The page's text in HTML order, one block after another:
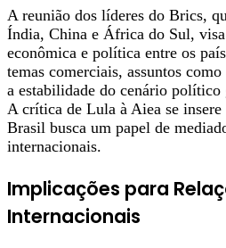
A reunião dos líderes do Brics,
Índia, China e África do Sul,
econômica e política entre os
temas comerciais, assuntos
a estabilidade do cenário
A crítica de Lula à Aiea se insere
Brasil busca um papel de
internacionais.
Implicações para
Internacionais